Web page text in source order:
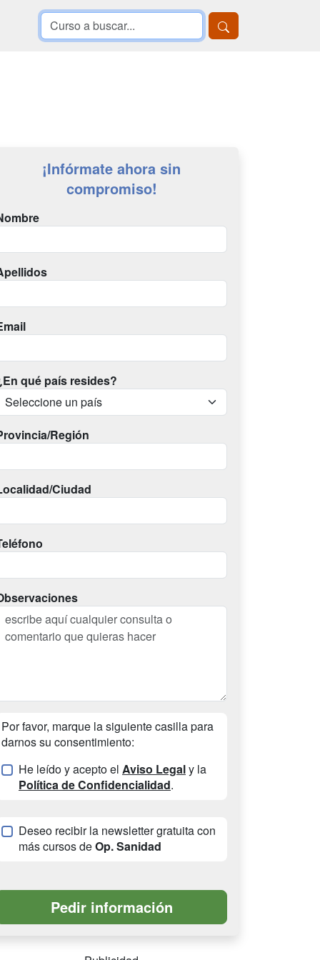
¡Infórmate ahora sin
compromiso!
qué país resides?
Región
Ciudad
Por favor, marque la siguiente casilla para
darnos su consentimiento:
He leído y acepto el Aviso Legaly la
Política de Confidencialidad.
Deseo recibir la newsletter gratuita con
más cursos deOp. Sanidad